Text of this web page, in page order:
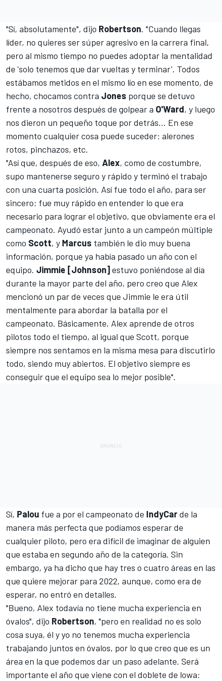
"Sí, absolutamente", dijo Robertson. "Cuando llegas
líder, no quieres ser súper agresivo en la carrera final,
pero al mismo tiempo no puedes adoptar la mentalidad
de 'solo tenemos que dar vueltas y terminar'. Todos
estábamos metidos en el mismo lío en ese momento, de
hecho, chocamos contra Jones porque se detuvo
frente a nosotros después de golpear a O'Ward, y luego
nos dieron un pequeño toque por detrás... En ese
momento cualquier cosa puede suceder: alerones
rotos, pinchazos, etc.
"Así que, después de eso, Alex, como de costumbre,
supo mantenerse seguro y rápido y terminó el trabajo
con una cuarta posición. Así fue todo el año, para ser
sincero: fue muy rápido en entender lo que era
necesario para lograr el objetivo, que obviamente era el
campeonato. Ayudó estar junto a un campeón múltiple
como Scott, y Marcus también le dio muy buena
información, porque ya había pasado un año con el
equipo. Jimmie [Johnson] estuvo poniéndose al día
durante la mayor parte del año, pero creo que Alex
mencionó un par de veces que Jimmie le era útil
mentalmente para abordar la batalla por el
campeonato. Básicamente, Alex aprende de otros
pilotos todo el tiempo, al igual que Scott, porque
siempre nos sentamos en la misma mesa para discutirlo
todo, siendo muy abiertos. El objetivo siempre es
conseguir que el equipo sea lo mejor posible".
Sí, Palou fue a por el campeonato de IndyCarde la
manera más perfecta que podíamos esperar de
cualquier piloto, pero era difícil de imaginar de alguien
que estaba en segundo año de la categoría. Sin
embargo, ya ha dicho que hay tres o cuatro áreas en las
que quiere mejorar para 2022, aunque, como era de
esperar, no entró en detalles.
"Bueno, Alex todavía no tiene mucha experiencia en
óvalos", dijo Robertson, "pero en realidad no es solo
cosa suya, él y yo no tenemos mucha experiencia
trabajando juntos en óvalos, por lo que creo que es un
área en la que podemos dar un paso adelante. Será
importante el año que viene con el doblete de lowa: